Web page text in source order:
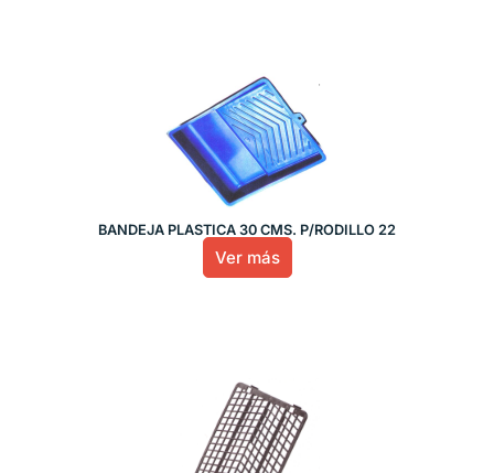
BANDEJA PLASTICA 30 CMS. P/RODILLO 22
Ver más